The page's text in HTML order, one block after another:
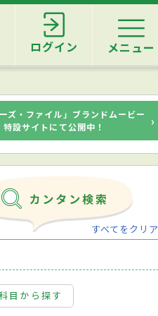
ログイン メニュー
ーズ・ファイル」ブランドムービー
特設サイトにて公開中！
›
すべてをクリア
目から探す